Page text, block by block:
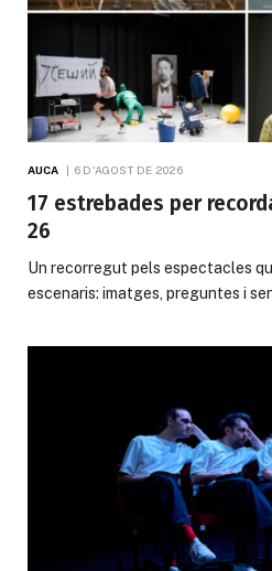
AUCA 6 D'AGOST DE 2026
17 estrebades per
26
Un recorregut pels espectacles
escenaris: imatges, preguntes i